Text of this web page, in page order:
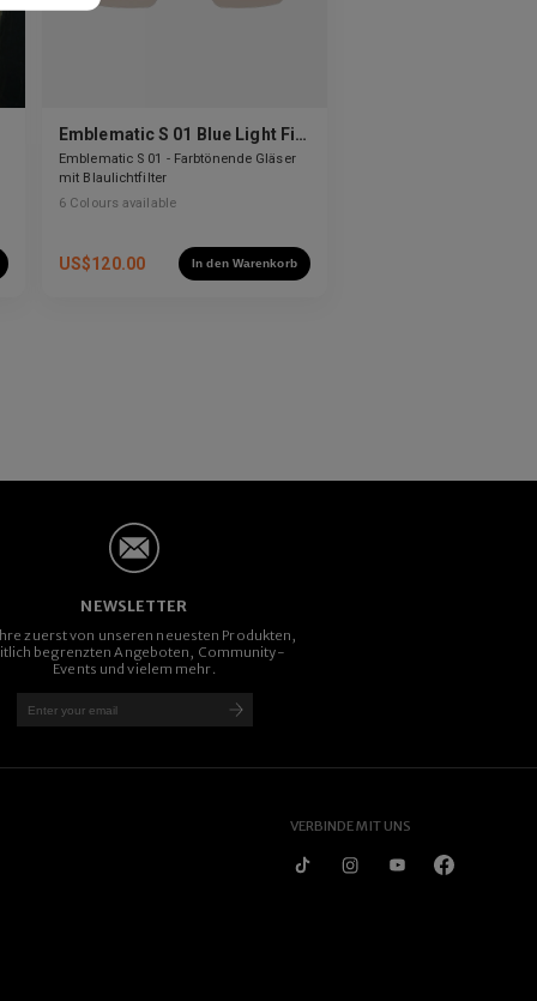
Emblematic S 01 Blue Light Filter
Emblematic S 01 - Farbtönende Gläser
mit Blaulichtfilter
6 Colours available
US$120.00 In den Warenkorb
NEWSLETTER
zuerst von unseren neuesten Produkten,
begrenzten Angeboten, Community-
Events und vielem mehr.
VERBINDE MIT UNS